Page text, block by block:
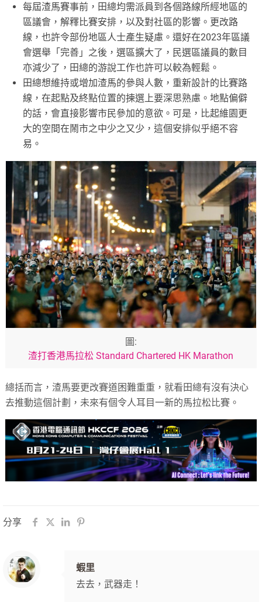
每屆渣馬賽事前，田總均需派員到各個路線所經地區的
區議會，解釋比賽安排，以及對社區的影響。更改路
線，也許令部份地區人士產生疑慮。還好在2023年區議
會選舉「完善」之後，選區擴大了，民選區議員的數目
亦減少了，田總的游說工作也許可以較為輕鬆。
田總想維持或增加渣馬的參與人數，重新設計的比賽路
線，在起點及終點位置的揀選上要深思熟慮。地點偏僻
的話，會直接影響市民參加的意欲。可是，比起維園更
大的空間在鬧市之中少之又少，這個安排似乎絕不容
易。
圖:
渣打香港馬拉松 Standard Chartered HK Marathon
總括而言，渣馬要更改賽道困難重重，就看田總有沒有決心
去推動這個計劃，未來有個令人耳目一新的馬拉松比賽。
分享
蝦里
去去，武器走！